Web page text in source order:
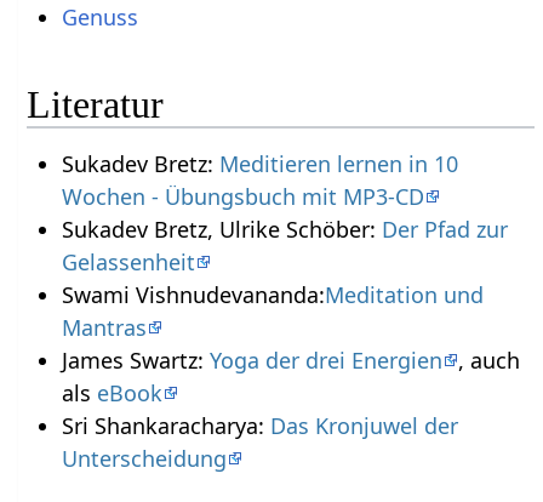
Genuss
Literatur
Sukadev Bretz: Meditieren lernen in 10
Wochen - Übungsbuch mit MP3-CD
Sukadev Bretz, Ulrike Schöber: Der Pfad zur
Gelassenheit
Swami Vishnudevananda:Meditation und
Mantras
James Swartz: Yoga der drei Energien
, auch
als eBook
Sri Shankaracharya: Das Kronjuwel der
Unterscheidung